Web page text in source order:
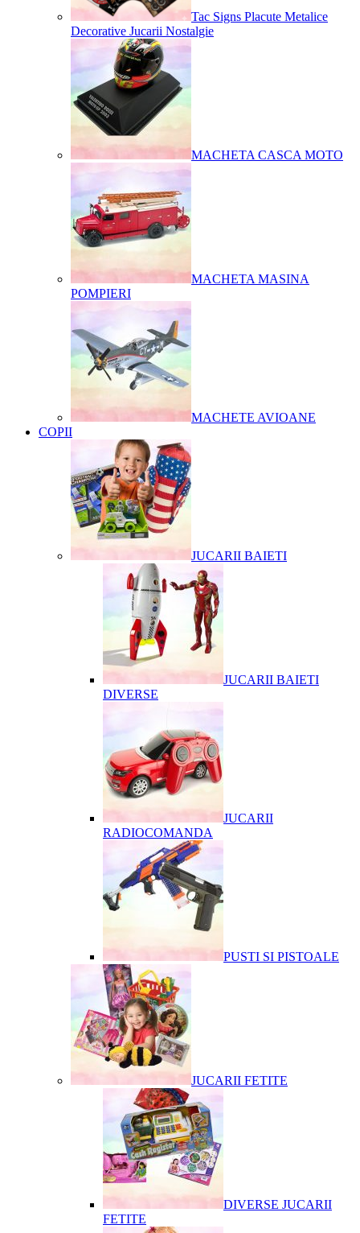
Tac Signs Placute Metalice
Decorative Jucarii Nostalgie
MACHETA CASCA MOTO
MACHETA MASINA
POMPIERI
MACHETE AVIOANE
COPII
JUCARII BAIETI
JUCARII BAIETI
DIVERSE
JUCARII
RADIOCOMANDA
PUSTI SI PISTOALE
JUCARII FETITE
DIVERSE JUCARII
FETITE